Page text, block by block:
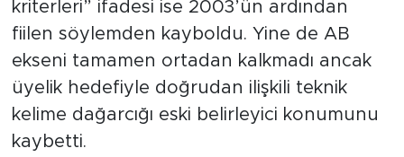
kriterleri” ifadesi ise 2003’ün ardından
fiilen söylemden kayboldu. Yine de AB
ekseni tamamen ortadan kalkmadı ancak
üyelik hedefiyle doğrudan ilişkili teknik
kelime dağarcığı eski belirleyici konumunu
kaybetti.